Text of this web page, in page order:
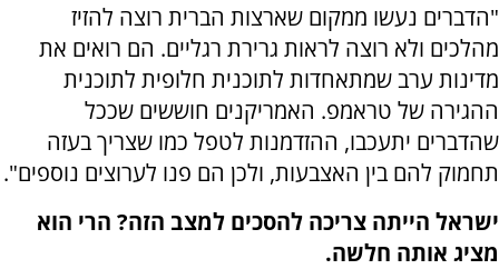
"הדברים נעשו ממקום שארצות הברית רוצה להזיז
מהלכים ולא רוצה לראות גרירת רגליים. הם רואים את
מדינות ערב שמתאחדות לתוכנית חלופית לתוכנית
ההגירה של טראמפ. האמריקנים חוששים שככל
שהדברים יתעכבו, ההזדמנות לטפל כמו שצריך בעזה
תחמוק להם בין האצבעות, ולכן הם פנו לערוצים נוספים".
ישראל הייתה צריכה להסכים למצב הזה? הרי הוא
מציג אותה חלשה.